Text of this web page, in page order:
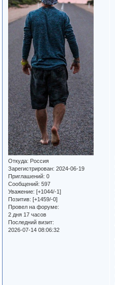
Откуда: Россия
Зарегистрирован: 2024-06-19
Приглашений: 0
Сообщений: 597
Уважение: [+1044/-1]
Позитив: [+1459/-0]
Провел на форуме:
2 дня 17 часов
Последний визит:
2026-07-14 08:06:32